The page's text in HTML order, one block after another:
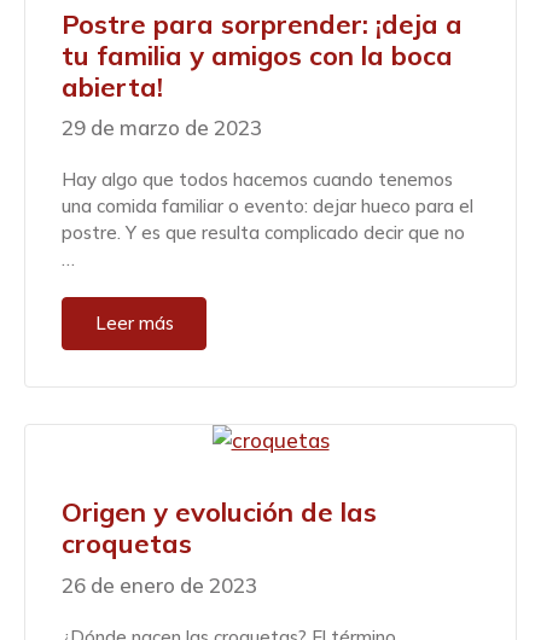
Postre para sorprender: ¡deja a
tu familia y amigos con la boca
abierta!
29 de marzo de 2023
Hay algo que todos hacemos cuando tenemos
una comida familiar o evento: dejar hueco para el
postre. Y es que resulta complicado decir que no
…
Leer más
Origen y evolución de las
croquetas
26 de enero de 2023